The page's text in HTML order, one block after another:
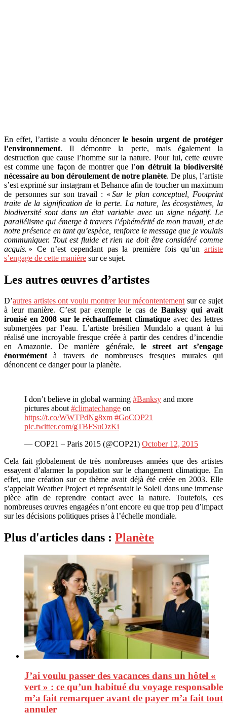
En effet, l’artiste a voulu dénoncerle besoin urgent de protéger
l’environnement. Il démontre la perte, mais également la
destruction que cause l’homme sur la nature. Pour lui, cette œuvre
est comme une façon de montrer que l’on détruit la biodiversité
nécessaire au bon déroulement de notre planète. De plus, l’artiste
s’est exprimé sur instagram et Behance afin de toucher un maximum
de personnes sur son travail : « Sur le plan conceptuel, Footprint
traite de la signification de la perte. La nature, les écosystèmes, la
biodiversité sont dans un état variable avec un signe négatif. Le
parallélisme qui émerge à travers l’éphémérité de mon travail, et de
notre présence en tant qu’espèce, renforce le message que je voulais
communiquer. Tout est fluide et rien ne doit être considéré comme
acquis. » Ce n’est cependant pas la première fois qu’un artiste
s’engage de cette manière sur ce sujet.
Les autres œuvres d’artistes
D’autres artistes ont voulu montrer leur mécontentementsur ce sujet
à leur manière. C’est par exemple le cas de Banksy qui avait
ironisé en 2008 sur le réchauffement climatique avec des lettres
submergées par l’eau. L’artiste brésilien Mundalo a quant à lui
réalisé une incroyable fresque créée à partir des cendres d’incendie
en Amazonie. De manière générale, le street art s’engage
énormémentà travers de nombreuses fresques murales qui
dénoncent ce danger pour la planète.
I don’t believe in global warming #Banksy and more
pictures about#climatechange on
https://t.co/WWTPdNg8xm #GoCOP21
pic.twitter.com/gTBFSuOzKi
— COP21 – Paris 2015 (@COP21) October 12, 2015
Cela fait globalement de très nombreuses années que des artistes
essayent d’alarmer la population sur le changement climatique. En
effet, une création sur ce thème avait déjà été créée en 2003. Elle
s’appelait Weather Project et représentait le Soleil dans une immense
pièce afin de reprendre contact avec la nature. Toutefois, ces
nombreuses œuvres engagées n’ont encore eu que trop peu d’impact
sur les décisions politiques prises à l’échelle mondiale.
Plus d'articles dans : Planète
J’ai voulu passer des vacances dans un hôtel «
vert » : ce qu’un habitué du voyage responsable
m’a fait remarquer avant de payer m’a fait tout
annuler